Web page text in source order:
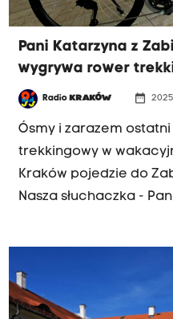
Pani Katarzyna z
wygrywa rower
Radio KRAKÓW date_range
Ósmy i zarazem
trekkingowy w
Kraków pojedzie do
Nasza słuchaczka -